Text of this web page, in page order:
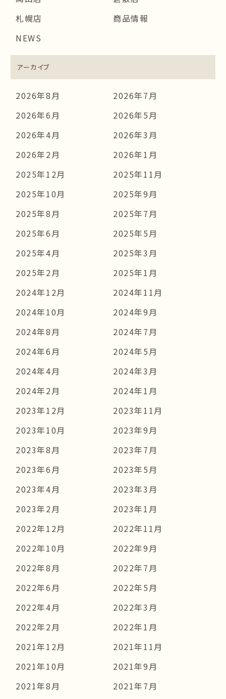
札幌店
商品情報
NEWS
アーカイブ
2026年8月
2026年7月
2026年6月
2026年5月
2026年4月
2026年3月
2026年2月
2026年1月
2025年12月
2025年11月
2025年10月
2025年9月
2025年8月
2025年7月
2025年6月
2025年5月
2025年4月
2025年3月
2025年2月
2025年1月
2024年12月
2024年11月
2024年10月
2024年9月
2024年8月
2024年7月
2024年6月
2024年5月
2024年4月
2024年3月
2024年2月
2024年1月
2023年12月
2023年11月
2023年10月
2023年9月
2023年8月
2023年7月
2023年6月
2023年5月
2023年4月
2023年3月
2023年2月
2023年1月
2022年12月
2022年11月
2022年10月
2022年9月
2022年8月
2022年7月
2022年6月
2022年5月
2022年4月
2022年3月
2022年2月
2022年1月
2021年12月
2021年11月
2021年10月
2021年9月
2021年8月
2021年7月